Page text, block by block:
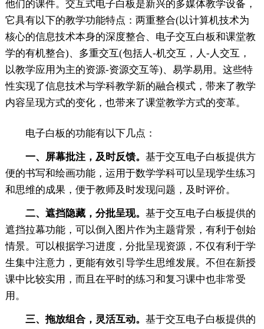
他们的课件。交互式电子白板是新兴的多媒体教学设备，
它具有以下的教学功能特点：两重整合(以计算机技术为
核心的信息技术本身的深度整合、电子交互白板和课堂教
学的有机整合)、多重交互(包括人-机交互，人-人交互，
以教学应用为主的资源-资源交互等)、易学易用。这些特
性实现了信息技术与学科教学新的融合模式，带来了教学
内容呈现方式的变化，也带来了课堂教学方式的变革。
电子白板的功能有以下几点：
一、屏幕批注，及时反馈。 基于交互电子白板提供方
便的书写和绘画功能，运用于数学学科可以呈现学生练习
和思维的成果，便于教师及时发现问题，及时评价。
二、遮挡隐藏，分批呈现。 基于交互电子白板提供的
遮挡拉幕功能，可以倒入图片作为主题背景，有利于创始
情景。可以根据学习进度，分批呈现资源，不仅有利于学
生集中注意力，更能有效引导学生思维发展。不但在新授
课中比较实用，而且在平时的练习和复习课中也非常受
用。
三、拖放组合，灵活互动。 基于交互电子白板提供的